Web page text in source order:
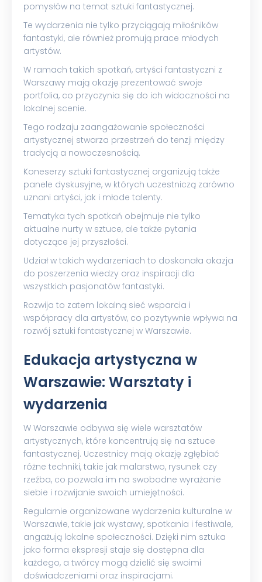
pomysłów na temat sztuki fantastycznej.
Te wydarzenia nie tylko przyciągają miłośników
fantastyki, ale również promują prace młodych
artystów.
W ramach takich spotkań, artyści fantastyczni z
Warszawy mają okazję prezentować swoje
portfolia, co przyczynia się do ich widoczności na
lokalnej scenie.
Tego rodzaju zaangażowanie społeczności
artystycznej stwarza przestrzeń do tenzji między
tradycją a nowoczesnością.
Koneserzy sztuki fantastycznej organizują także
panele dyskusyjne, w których uczestniczą zarówno
uznani artyści, jak i młode talenty.
Tematyka tych spotkań obejmuje nie tylko
aktualne nurty w sztuce, ale także pytania
dotyczące jej przyszłości.
Udział w takich wydarzeniach to doskonała okazja
do poszerzenia wiedzy oraz inspiracji dla
wszystkich pasjonatów fantastyki.
Rozwija to zatem lokalną sieć wsparcia i
współpracy dla artystów, co pozytywnie wpływa na
rozwój sztuki fantastycznej w Warszawie.
Edukacja artystyczna w
Warszawie: Warsztaty i
wydarzenia
W Warszawie odbywa się wiele warsztatów
artystycznych, które koncentrują się na sztuce
fantastycznej. Uczestnicy mają okazję zgłębiać
różne techniki, takie jak malarstwo, rysunek czy
rzeźba, co pozwala im na swobodne wyrażanie
siebie i rozwijanie swoich umiejętności.
Regularnie organizowane wydarzenia kulturalne w
Warszawie, takie jak wystawy, spotkania i festiwale,
angażują lokalne społeczności. Dzięki nim sztuka
jako forma ekspresji staje się dostępna dla
każdego, a twórcy mogą dzielić się swoimi
doświadczeniami oraz inspiracjami.